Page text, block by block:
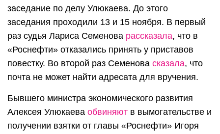
заседание по делу Улюкаева. До этого
заседания проходили 13 и 15 ноября. В первый
раз судья Лариса Семенова рассказала, что в
«Роснефти» отказались принять у приставов
повестку. Во второй раз Семенова сказала, что
почта не может найти адресата для вручения.
Бывшего министра экономического развития
Алексея Улюкаева обвиняют в вымогательстве и
получении взятки от главы «Роснефти» Игоря